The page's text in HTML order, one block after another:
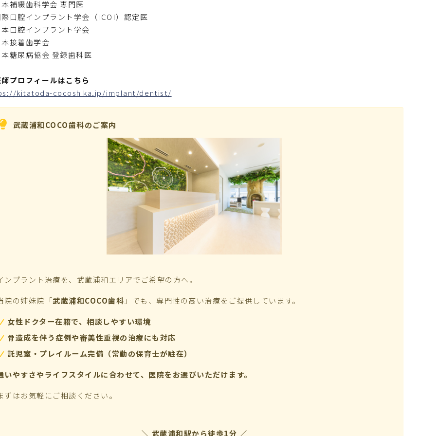
本補綴歯科学会 専門医
際口腔インプラント学会（ICOI）認定医
本口腔インプラント学会
本接着歯学会
本糖尿病協会 登録歯科医
プロフィールはこちら
kitatoda-cocoshika.jp/implant/dentist/
武蔵浦和COCO歯科のご案内
ンプラント治療を、武蔵浦和エリアでご希望の方へ。
院の姉妹院「武蔵浦和COCO歯科 」でも、専門性の高い治療をご提供しています。
女性ドクター在籍で、相談しやすい環境
骨造成を伴う症例や審美性重視の治療にも対応
託児室・プレイルーム完備（常勤の保育士が駐在）
いやすさやライフスタイルに合わせて、医院をお選びいただけます。
ずはお気軽にご相談ください。
＼ 武蔵浦和駅から徒歩1分 ／